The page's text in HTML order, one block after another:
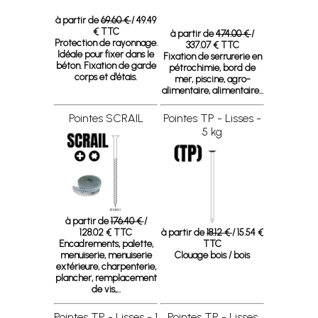
à partir de69.60 €/ 49.49
€ TTC
Protection de rayonnage.
Idéale pour fixer dans le
béton. Fixation de garde
corps et d'étais.
à partir de474.00 €/
337.07 € TTC
Fixation de serrurerie en
pétrochimie, bord de
mer, piscine, agro-
alimentaire, alimentaire...
Pointes SCRAIL
à partir de176.40 €/
128.02 € TTC
Encadrements, palette,
menuiserie, menuiserie
extérieure, charpenterie,
plancher, remplacement
de vis,...
Pointes TP - Lisses -
5 kg
à partir de18.12 €/ 15.54 €
TTC
Clouage bois / bois